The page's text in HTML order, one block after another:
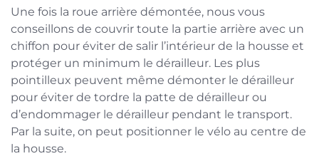
Une fois la roue arrière démontée, nous vous
conseillons de couvrir toute la partie arrière avec un
chiffon pour éviter de salir l’intérieur de la housse et
protéger un minimum le dérailleur. Les plus
pointilleux peuvent même démonter le dérailleur
pour éviter de tordre la patte de dérailleur ou
d’endommager le dérailleur pendant le transport.
Par la suite, on peut positionner le vélo au centre de
la housse.